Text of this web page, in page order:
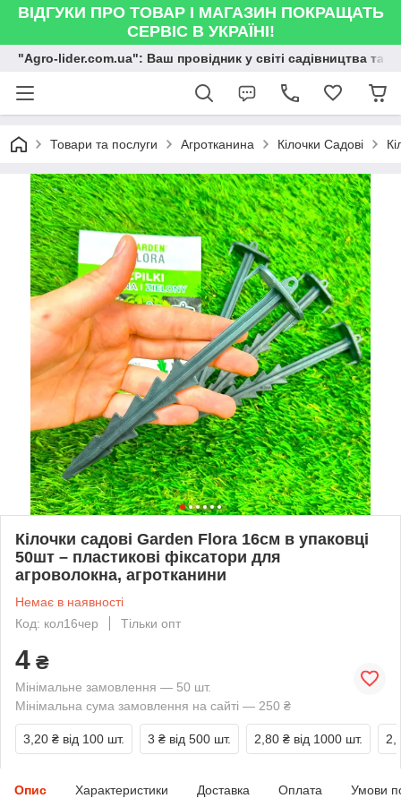
ВІДГУКИ ПРО ТОВАР І МАГАЗИН ПОКРАЩАТЬ
СЕРВІС В УКРАЇНІ!
"Agro-lider.com.ua": Ваш провідник у світі садівництва та
Товари та послуги Агротканина Кілочки Садові
Кілочки садові Garden Flora 16см в упаковці
50шт – пластикові фіксатори для
агроволокна, агротканини
Немає в наявності
Код: кол16чер
Тільки опт
4 ₴
Мінімальне замовлення — 50 шт.
Мінімальна сума замовлення на сайті — 250 ₴
3,20 ₴ від 100 шт. 3 ₴ від 500 шт. 2,80 ₴ від 1000 шт.
Опис Характеристики Доставка Оплата Умови